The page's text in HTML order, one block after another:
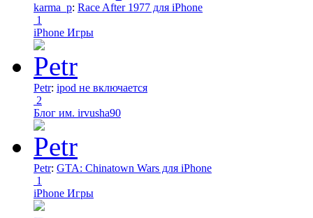
karma_p: Race After 1977 для iPhone
1
iPhone Игры
Petr: ipod не включается
2
Блог им. irvusha90
Petr: GTA: Chinatown Wars для iPhone
1
iPhone Игры